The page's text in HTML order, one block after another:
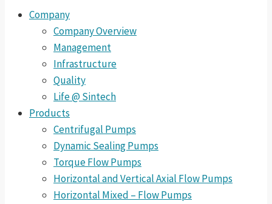
Company
Company Overview
Management
Infrastructure
Quality
Life @ Sintech
Products
Centrifugal Pumps
Dynamic Sealing Pumps
Torque Flow Pumps
Horizontal and Vertical Axial Flow Pumps
Horizontal Mixed – Flow Pumps